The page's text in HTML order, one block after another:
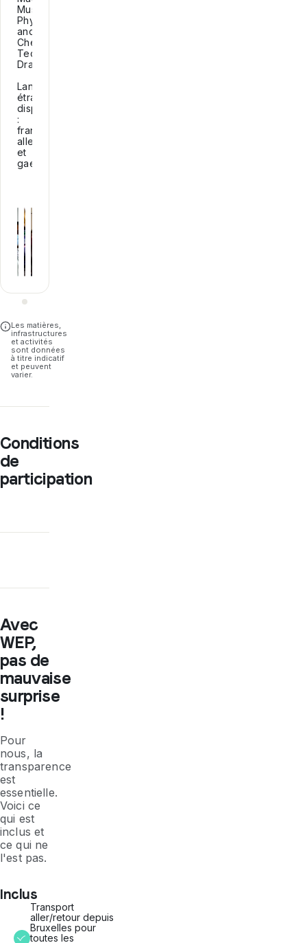
Music,
Physics
and
Chemistry,
Technical
Drawing...
Langues
étrangères
disponibles
:
français,
allemand
et
gaélique.
Les matières,
infrastructures
et activités
sont données
à titre indicatif
et peuvent
varier.
Conditions
de
participation
Avec
WEP,
pas de
mauvaise
surprise
!
Pour
nous, la
transparence
est
essentielle.
Voici ce
qui est
inclus et
ce qui ne
l'est pas.
Inclus
Transport
aller/retour depuis
Bruxelles pour
toutes les